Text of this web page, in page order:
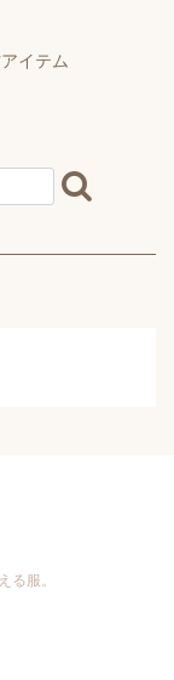
イテム
る服。